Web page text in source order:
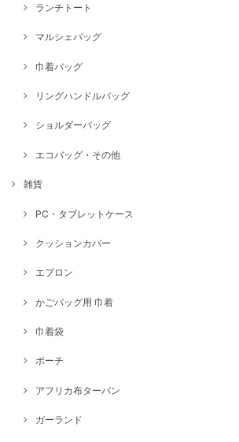
ランチトート
マルシェバッグ
巾着バッグ
リングハンドルバッグ
ショルダーバッグ
エコバッグ・その他
雑貨
PC・タブレットケース
クッションカバー
エプロン
かごバッグ用 巾着
巾着袋
ポーチ
アフリカ布ターバン
ガーランド